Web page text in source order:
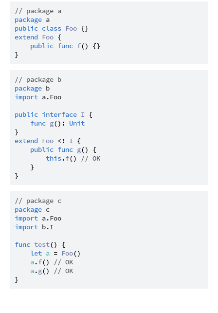
// package a
package a
public class Foo
extend Foo {
public func f() {}
// package b
package b
import a.Foo
public interface I {
func g(): Unit
extend Foo <: I {
public func g() {
this.f()
// OK
    }
// package c
package c
import a.Foo
import b.I
func test() {
let a = Foo()
a.f()
// OK
a.g()
// OK